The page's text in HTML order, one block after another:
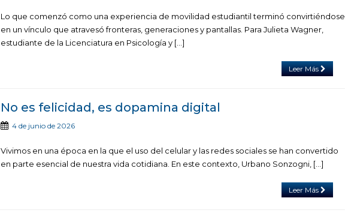
Lo que comenzó como una experiencia de movilidad estudiantil terminó convirtiéndose
en un vínculo que atravesó fronteras, generaciones y pantallas. Para Julieta Wagner,
estudiante de la Licenciatura en Psicología y […]
Leer Más
No es felicidad, es dopamina digital
4 de junio de 2026
Vivimos en una época en la que el uso del celular y las redes sociales se han convertido
en parte esencial de nuestra vida cotidiana. En este contexto, Urbano Sonzogni, […]
Leer Más